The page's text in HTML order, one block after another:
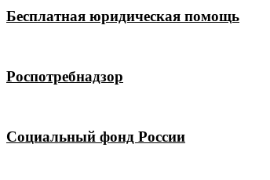
Бесплатная юридическая помощь
Роспотребнадзор
Социальный фонд России